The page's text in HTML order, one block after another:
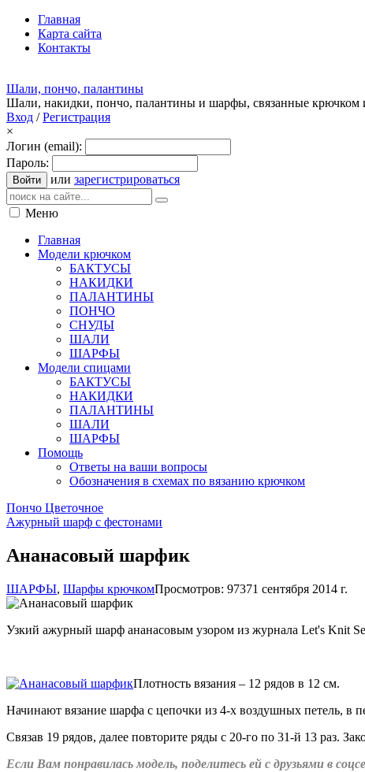
Главная
Карта сайта
Контакты
Шали, пончо, палантины
Шали, накидки, пончо, палантины и шарфы, связанные крючком
Вход /Регистрация
×
Логин (email):
Пароль:
Войти или зарегистрироваться
Меню
Главная
Модели крючком
БАКТУСЫ
НАКИДКИ
ПАЛАНТИНЫ
ПОНЧО
СНУДЫ
ШАЛИ
ШАРФЫ
Модели спицами
БАКТУСЫ
НАКИДКИ
ПАЛАНТИНЫ
ШАЛИ
ШАРФЫ
Помощь
Ответы на ваши вопросы
Обозначения в схемах по вязанию крючком
Пончо Цветочное
Ажурный шарф с фестонами
Ананасовый шарфик
ШАРФЫ, Шарфы крючкомПросмотров: 97371 сентября 2014 г.
Узкий ажурный шарф ананасовым узором из журнала Let's Knit
Плотность вязания – 12 рядов в 12 см.
Начинают вязание шарфа с цепочки из 4-х воздушных петель, в
Связав 19 рядов, далее повторите ряды с 20-го по 31-й 13 раз.
Если Вам понравилась модель, поделитесь ей с друзьями в